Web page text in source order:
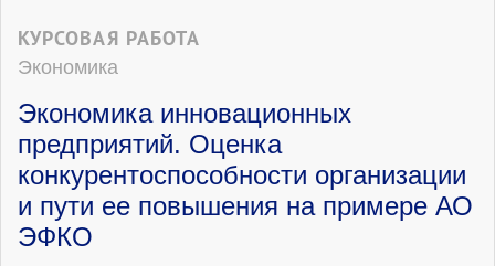
КУРСОВАЯ РАБОТА
Экономика
Экономика инновационных
предприятий. Оценка
конкурентоспособности организации
и пути ее повышения на примере АО
ЭФКО